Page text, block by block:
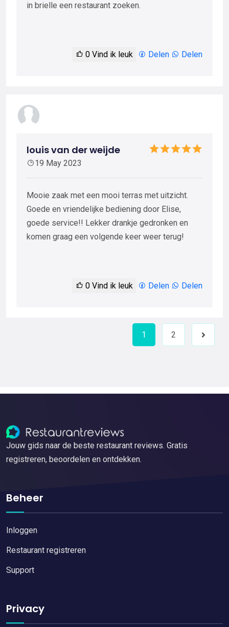
in brielle een restaurant zoeken.
0 Vind ik leuk Delen Delen
louis van der weijde
19 May 2023
Mooie zaak met een mooi terras met uitzicht.
Goede en vriendelijke bediening door Elise,
goede service!! Lekker drankje gedronken en
komen graag een volgende keer weer terug!
0 Vind ik leuk Delen Delen
1 2
Jouw gids naar de beste restaurant reviews. Gratis
registreren, beoordelen en ontdekken.
Beheer
Inloggen
Restaurant registreren
Support
Privacy